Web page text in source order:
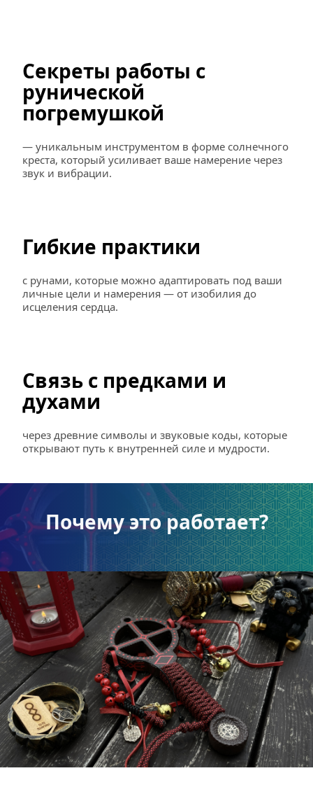
Секреты работы с
рунической
погремушкой
— уникальным инструментом в форме солнечного
креста, который усиливает ваше намерение через
звук и вибрации.
Гибкие практики
с рунами, которые можно адаптировать под ваши
личные цели и намерения — от изобилия до
исцеления сердца.
Связь с предками и
духами
через древние символы и звуковые коды, которые
открывают путь к внутренней силе и мудрости.
Почему это работает?